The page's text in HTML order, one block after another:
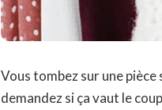
Vous tombez sur une pièce
demandez si ça vaut le